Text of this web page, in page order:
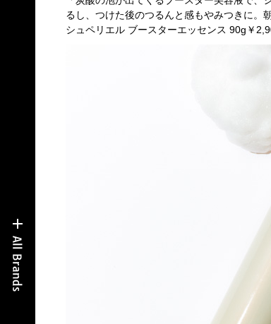
るし、つけた後のつるんと感もやみつきに。
シュペリエル ブースターエッセンス 90g￥